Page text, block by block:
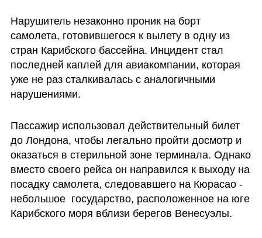
Нарушитель незаконно проник на борт
самолета, готовившегося к вылету в одну из
стран Карибского бассейна. Инцидент стал
последней каплей для авиакомпании, которая
уже не раз сталкивалась с аналогичными
нарушениями.
Пассажир использовал действительный билет
до Лондона, чтобы легально пройти досмотр и
оказаться в стерильной зоне терминала. Однако
вместо своего рейса он направился к выходу на
посадку самолета, следовавшего на Кюрасао -
небольшое  государство, расположенное на юге
Карибского моря вблизи берегов Венесуэлы.